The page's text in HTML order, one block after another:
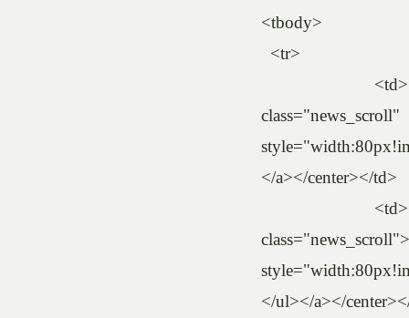
<tbody>
<tr>
</a></center></td>
</ul></a></